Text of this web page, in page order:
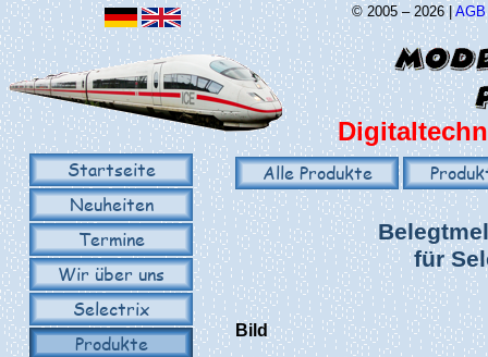
© 2005 – 2026 |AGB
Startseite
Neuheiten
Termine
Wir über uns
Selectrix
Produkte
Alle Produkte
für
Bild